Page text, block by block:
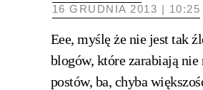
16 GRUDNIA 2013 | 10:25
Eee, myślę że nie jest tak
blogów, które zarabiają nie
postów, ba, chyba